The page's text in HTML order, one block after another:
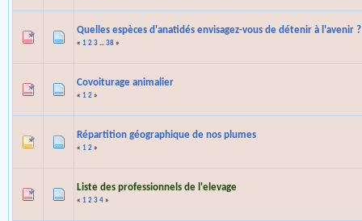
Quelles espèces d'anatidés envisagez-vous de détenir à l'avenir ?
« 1 2 3 ... 38 »
Covoiturage animalier
« 1 2 »
Répartition géographique de nos plumes
« 1 2 »
Liste des professionnels de l'elevage
« 1 2 3 4 »